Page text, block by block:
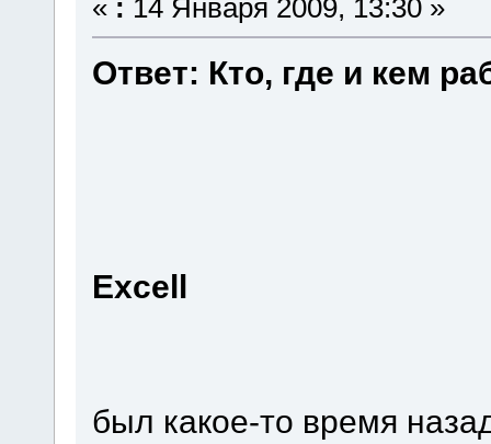
« : 14 Января 2009, 13:30 »
Ответ: Кто, где и кем
Excell
был какое-то время